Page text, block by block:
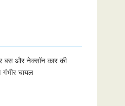
बस और नेक्सॉन कार की
गंभीर घायल